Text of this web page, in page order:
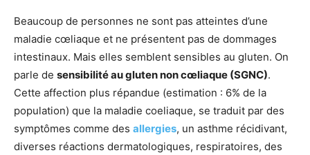
Beaucoup de personnes ne sont pas atteintes d’une
maladie cœliaque et ne présentent pas de dommages
intestinaux. Mais elles semblent sensibles au gluten. On
parle de sensibilité au gluten non cœliaque (SGNC).
Cette affection plus répandue (estimation : 6% de la
population) que la maladie coeliaque, se traduit par des
symptômes comme des allergies, un asthme récidivant,
diverses réactions dermatologiques, respiratoires, des